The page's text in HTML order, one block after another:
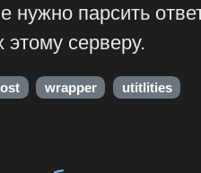
нужно парсить
серверу.
wrapper utitlities